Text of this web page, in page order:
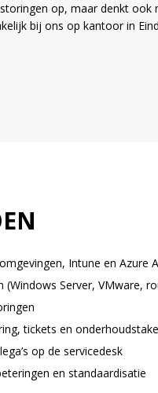
op, maar denkt ook
bij ons op kantoor in
Intune en Azure
(Windows Server, VMware,
tickets en
op de servicedesk
en standaardisatie